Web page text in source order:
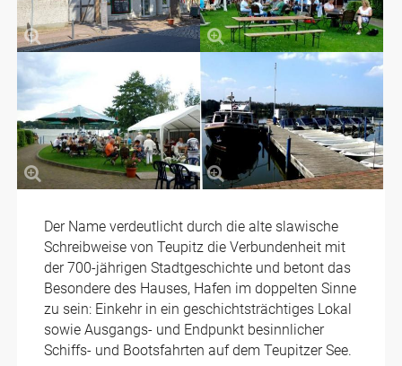
Der Name verdeutlicht durch die alte slawische
Schreibweise von Teupitz die Verbundenheit mit
der 700-jährigen Stadtgeschichte und betont das
Besondere des Hauses, Hafen im doppelten Sinne
zu sein: Einkehr in ein geschichtsträchtiges Lokal
sowie Ausgangs- und Endpunkt besinnlicher
Schiffs- und Bootsfahrten auf dem Teupitzer See.